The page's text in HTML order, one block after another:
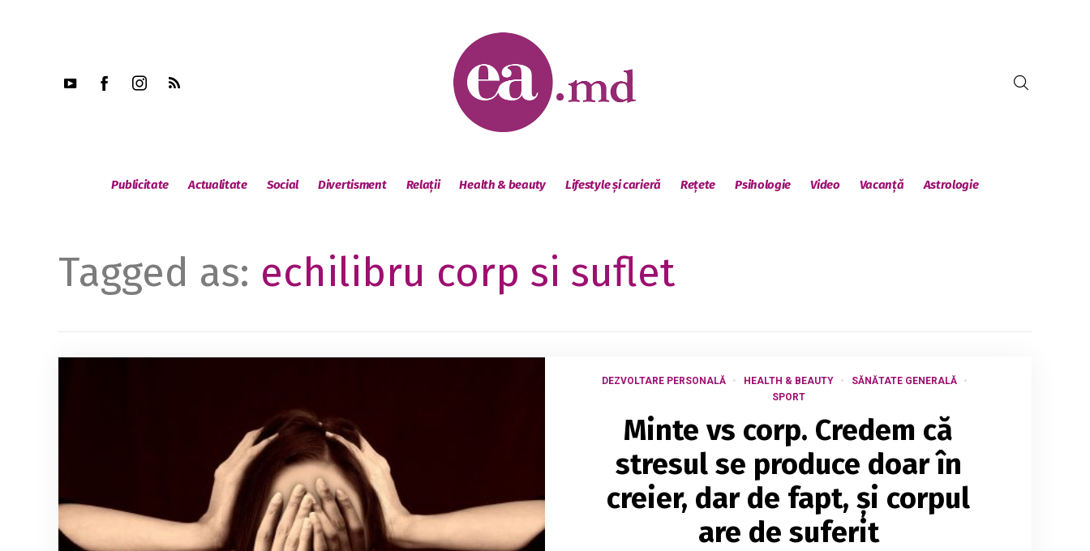
Publicitate Actualitate Social Divertisment Relații Health & beauty Lifestyle și carieră Rețete Psihologie Video Vacanță Astrologie
Tagged as: echilibru corp si suflet
DEZVOLTARE PERSONALĂ HEALTH & BEAUTY
SĂNĂTATE GENERALĂ
SPORT
Minte vs corp. Credem că
stresul se produce doar în
creier, dar de fapt, și corpul
are de suferit